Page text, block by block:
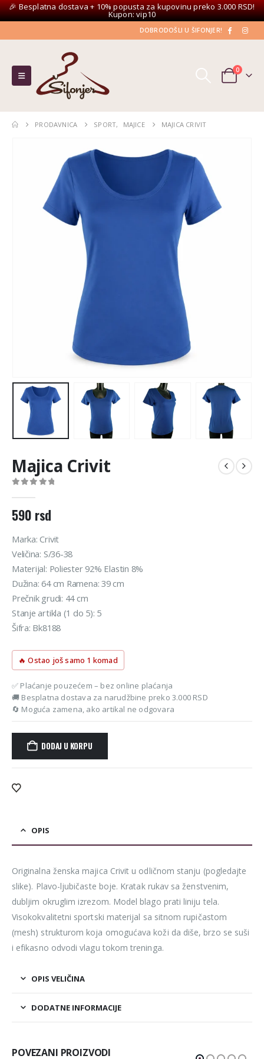
🎉 Besplatna dostava + 10% popusta za kupovinu preko 3.000 RSD!
Kupon: vip10
DOBRODOŠLI U ŠIFONJER!
0
PRODAVNICA SPORT, MAJICE MAJICA CRIVIT
Majica Crivit
590 rsd
Marka: Crivit
Veličina: S/36-38
Materijal: Poliester 92% Elastin 8%
Dužina: 64 cm Ramena: 39 cm
Prečnik grudi: 44 cm
Stanje artikla (1 do 5): 5
Šifra: Bk8188
🔥 Ostao još samo 1 komad
✅ Plaćanje pouzećem – bez online plaćanja
🚚 Besplatna dostava za narudžbine preko 3.000 RSD
🔄 Moguća zamena, ako artikal ne odgovara
DODAJ U KORPU
Alternative:
OPIS
Originalna ženska majica Crivit u odličnom stanju (pogledajte
slike). Plavo-ljubičaste boje. Kratak rukav sa ženstvenim,
dubljim okruglim izrezom. Model blago prati liniju tela.
Visokokvalitetni sportski materijal sa sitnom rupičastom
(mesh) strukturom koja omogućava koži da diše, brzo se suši
i efikasno odvodi vlagu tokom treninga.
OPIS VELIČINA
DODATNE INFORMACIJE
POVEZANI PROIZVODI